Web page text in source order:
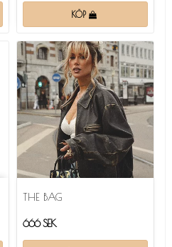
KÖP
THE BAG
666 SEK